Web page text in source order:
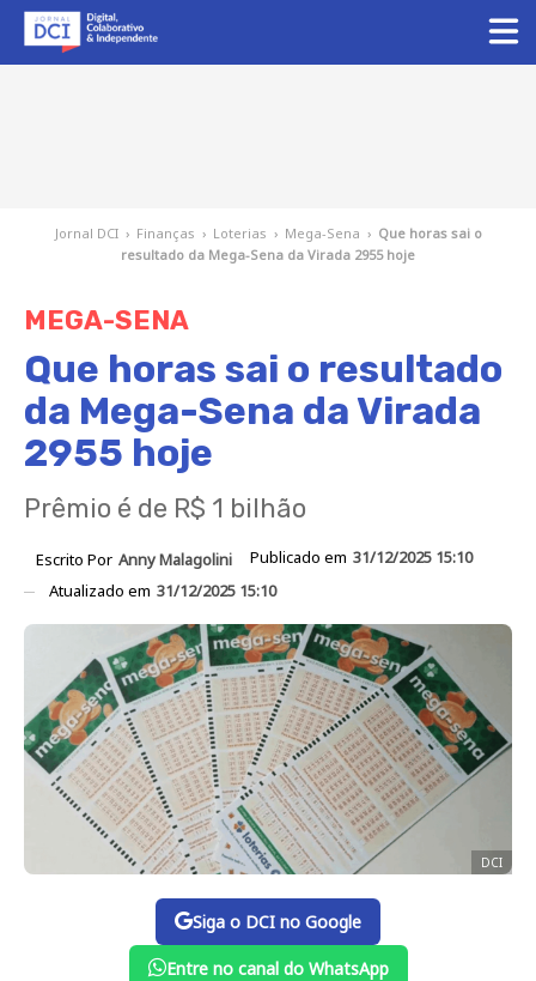
Jornal DCI › Finanças › Loterias › Mega-Sena › Que horas sai o
resultado da Mega-Sena da Virada 2955 hoje
MEGA-SENA
Que horas sai o resultado
da Mega-Sena da Virada
2955 hoje
Prêmio é de R$ 1 bilhão
Escrito Por Anny Malagolini Publicado em 31/12/2025 15:10
Atualizado em 31/12/2025 15:10
DCI
Siga o DCI no Google
Entre no canal do WhatsApp